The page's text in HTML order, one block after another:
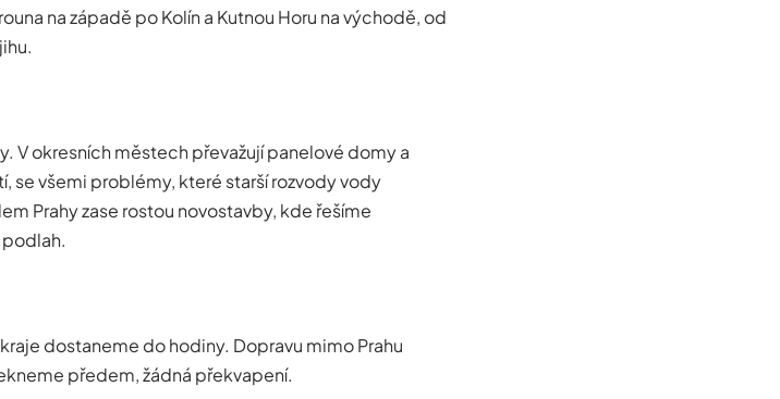
na západě po Kolín a Kutnou Horu na východě, od
V okresních městech převažují panelové domy a
se všemi problémy, které starší rozvody vody
Prahy zase rostou novostavby, kde řešíme
dostaneme do hodiny. Dopravu mimo Prahu
předem, žádná překvapení.